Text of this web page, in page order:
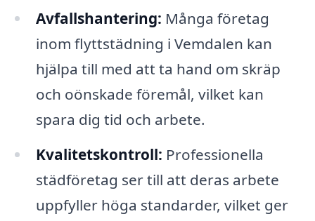
Avfallshantering: Många företag
inom flyttstädning i Vemdalen kan
hjälpa till med att ta hand om skräp
och oönskade föremål, vilket kan
spara dig tid och arbete.
Kvalitetskontroll: Professionella
städföretag ser till att deras arbete
uppfyller höga standarder, vilket ger